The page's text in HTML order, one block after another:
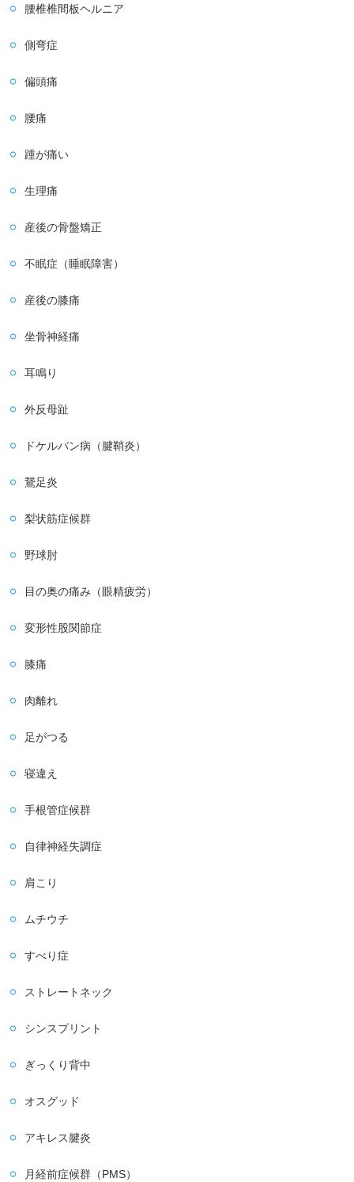
腰椎椎間板ヘルニア
側弯症
偏頭痛
腰痛
踵が痛い
生理痛
産後の骨盤矯正
不眠症（睡眠障害）
産後の膝痛
坐骨神経痛
耳鳴り
外反母趾
ドケルバン病（腱鞘炎）
鵞足炎
梨状筋症候群
野球肘
目の奥の痛み（眼精疲労）
変形性股関節症
膝痛
肉離れ
足がつる
寝違え
手根管症候群
自律神経失調症
肩こり
ムチウチ
すべり症
ストレートネック
シンスプリント
ぎっくり背中
オスグッド
アキレス腱炎
月経前症候群（PMS）